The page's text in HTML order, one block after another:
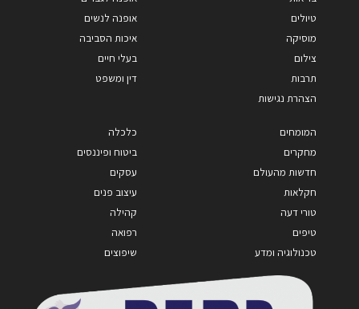
טיולים
מוסיקה
צילום
תרבות
הצהרת נגישות
אופנה לנשים
איכות הסביבה
בעלי חיים
דין ומשפט
המומחים
מחקרים
חדשות מהעולם
חקלאות
טורי דעה
טיפים
טכנולוגיה ומדע
כלכלה
ביטוח ופיננסים
עסקים
עיצוב פנים
קהילה
רפואה
שיפוצים